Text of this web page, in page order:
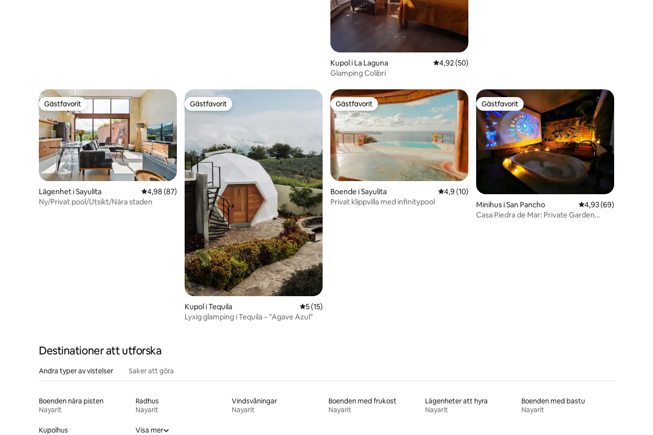
Kupol i La Laguna 4,92 av 5 i genomsnittligt betyg, 50 omdömen
4,92 (50)
Glamping Colibrí
Gästfavorit
Gästfavorit
Lägenhet i Sayulita 4,98 av 5 i genomsnittligt betyg, 87 omdömen
4,98 (87)
Ny/Privat pool/Utsikt/Nära staden
Gästfavorit
Gästfavorit
Kupol i Tequila 5 av 5 i genomsnittligt betyg, 15 omdömen
5 (15)
Lyxig glamping i Tequila – "Agave Azul"
Gästfavorit
Gästfavorit
Boende i Sayulita 4,9 av 5 i genomsnittligt betyg, 10 omdömen
4,9 (10)
Privat klippvilla med infinitypool
Gästfavorit
Gästfavorit
Minihus i San Pancho 4,93 av 5 i
4,93 (69)
Casa Piedra de Mar: Private Garden
Destinationer att utforska
Andra typer av vistelser Saker att göra
Boenden nära pisten
Nayarit
Radhus
Nayarit
Vindsvåningar
Nayarit
Boenden med frukost
Nayarit
Lägenheter att hyra
Nayarit
Boenden med bastu
Nayarit
Kupolhus
Visa mer